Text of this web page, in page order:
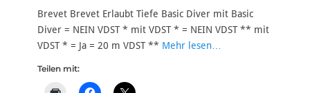
Brevet Brevet Erlaubt Tiefe Basic Diver mit Basic
Diver = NEIN VDST * mit VDST * = NEIN VDST ** mit
VDST * = Ja = 20 m VDST ** Mehr lesen…
Teilen mit: